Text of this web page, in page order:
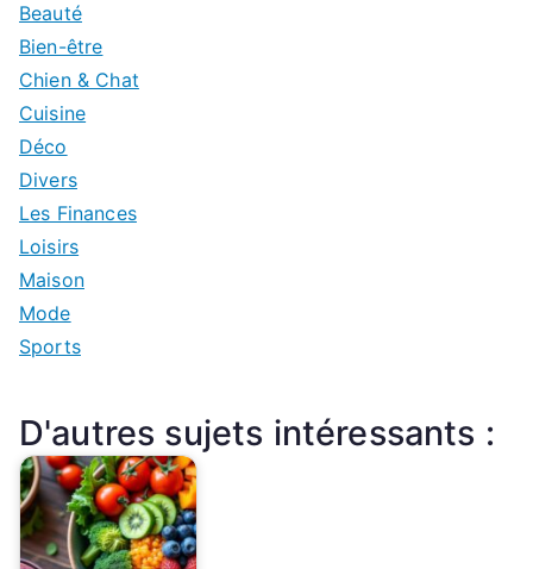
Beauté
Bien-être
Chien & Chat
Cuisine
Déco
Divers
Les Finances
Loisirs
Maison
Mode
Sports
D'autres sujets intéressants :